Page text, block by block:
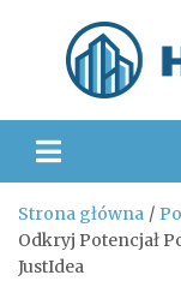
Strona główna
Odkryj Potencjał
JustIdea